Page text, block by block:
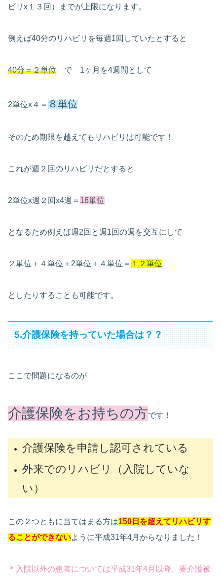
ビリx１３回）までが上限になります。
例えば40分のリハビリを毎週1回していたとすると
40分＝２単位 で 1ヶ月を4週間として
2単位x４＝ ８単位
そのため期限を越えてもリハビリは可能です！
これが週２回のリハビリだとすると
2単位x週２回x4週＝ 16単位
となるため例えば週2回と週1回の週を交互にして
２単位＋４単位＋2単位＋４単位＝ １２単位
としたりすることも可能です。
5.介護保険を持っていた場合は？？
ここで問題になるのが
介護保険をお持ちの方です！
介護保険を申請し認可されている
外来でのリハビリ（入院していな
い）
この２つともに当てはまる方は150日を超えてリハビリす
ることができないように平成31年4月からなりました！
＊ 入院以外の患者については平成31年4月以降、要介護被